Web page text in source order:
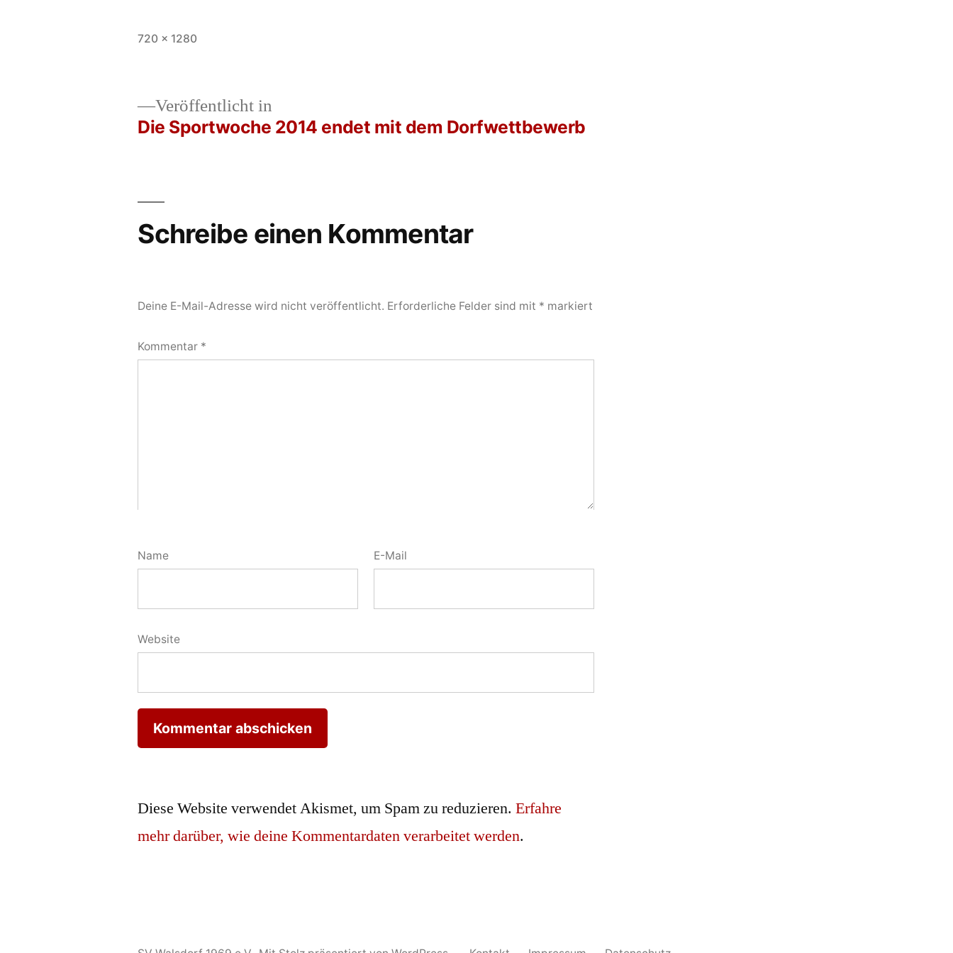
Vollständige
720 × 1280
Beitrags-
Navigation
Veröffentlicht in
Die Sportwoche 2014 endet mit dem Dorfwettbewerb
Schreibe einen Kommentar
Deine E-Mail-Adresse wird nicht veröffentlicht. Erforderliche Felder sind mit * markiert
Kommentar *
Name E-Mail
Website
Diese Website verwendet Akismet, um Spam zu reduzieren.Erfahre
mehr darüber, wie deine Kommentardaten verarbeitet werden.